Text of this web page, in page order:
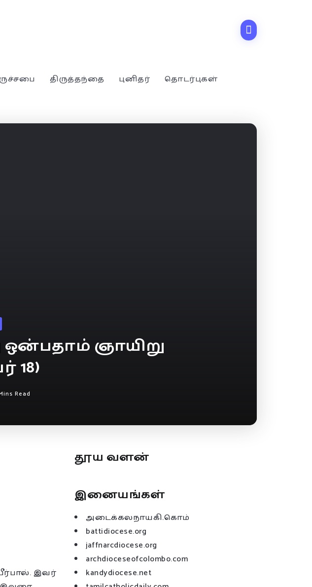
திருத்தந்தை புனிதர் தொடர்புகள்
ஞாயிறு
18)
Read
இவர்
தூய வளன்
இனையங்கள்
அடைக்கலநாயகி.கொம்
battidiocese.org
jaffnarcdiocese.org
archdioceseofcolombo.com
kandydiocese.net